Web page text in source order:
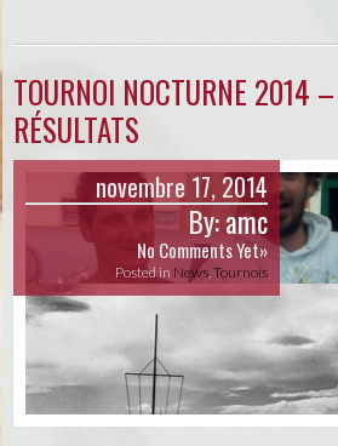
TOURNOI NOCTURNE 2014 –
RÉSULTATS
novembre 17, 2014
By:amc
No Comments Yet»
Posted in News,Tournois